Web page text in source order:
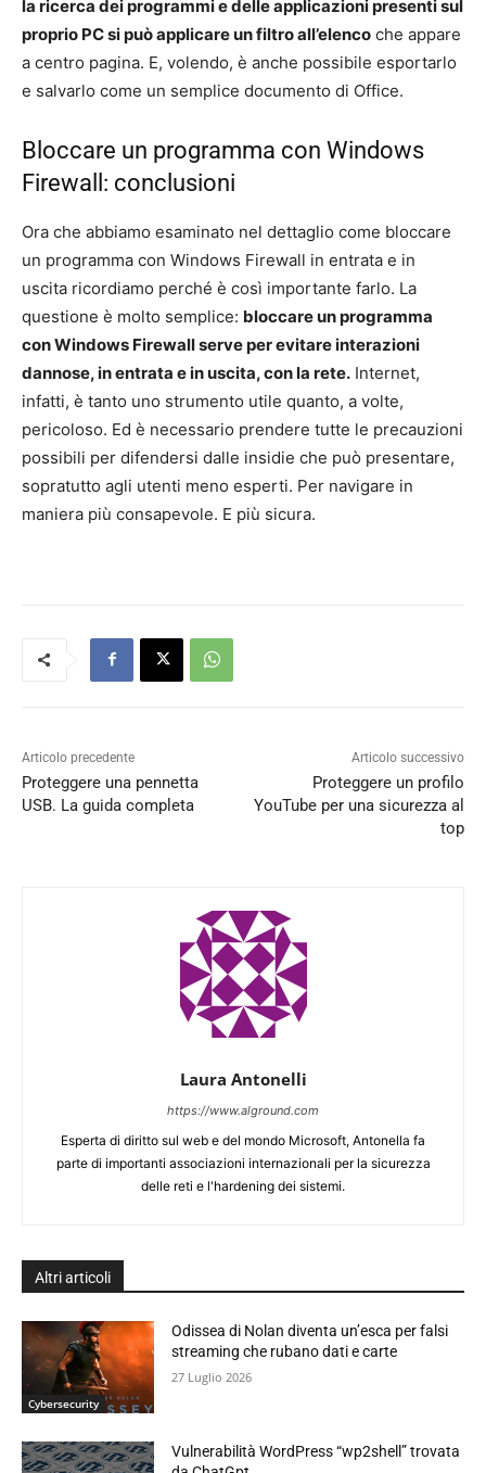
la ricerca dei programmi e delle applicazioni presenti sul
proprio PC si può applicare un filtro all’elenco che appare
a centro pagina. E, volendo, è anche possibile esportarlo
e salvarlo come un semplice documento di Office.
Bloccare un programma con Windows
Firewall: conclusioni
Ora che abbiamo esaminato nel dettaglio come bloccare
un programma con Windows Firewall in entrata e in
uscita ricordiamo perché è così importante farlo. La
questione è molto semplice: bloccare un programma
con Windows Firewall serve per evitare interazioni
dannose, in entrata e in uscita, con la rete. Internet,
infatti, è tanto uno strumento utile quanto, a volte,
pericoloso. Ed è necessario prendere tutte le precauzioni
possibili per difendersi dalle insidie che può presentare,
sopratutto agli utenti meno esperti. Per navigare in
maniera più consapevole. E più sicura.
Articolo precedente
Proteggere una pennetta
USB. La guida completa
Articolo successivo
Proteggere un profilo
YouTube per una sicurezza al
top
Laura Antonelli
https://www.alground.com
Esperta di diritto sul web e del mondo Microsoft, Antonella fa
parte di importanti associazioni internazionali per la sicurezza
delle reti e l'hardening dei sistemi.
Altri articoli
Cybersecurity
Odissea di Nolan diventa un’esca per falsi
streaming che rubano dati e carte
27 Luglio 2026
Vulnerabilità WordPress “wp2shell” trovata